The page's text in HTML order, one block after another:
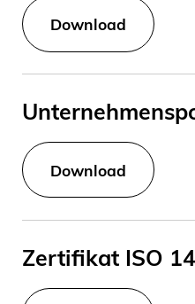
Download
Download
Zertifikat ISO